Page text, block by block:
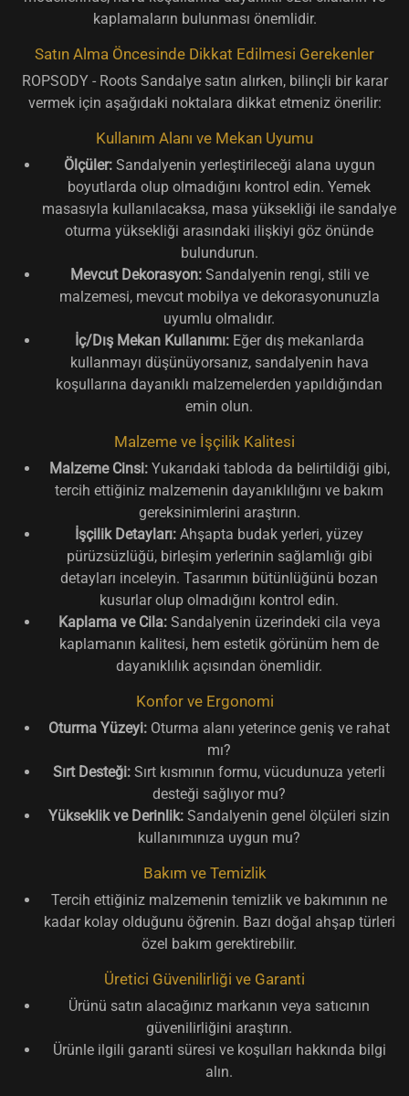
kaplamaların bulunması önemlidir.
Satın Alma Öncesinde Dikkat Edilmesi Gerekenler
ROPSODY - Roots Sandalye satın alırken, bilinçli bir karar
vermek için aşağıdaki noktalara dikkat etmeniz önerilir:
Kullanım Alanı ve Mekan Uyumu
Ölçüler:Sandalyenin yerleştirileceği alana uygun
boyutlarda olup olmadığını kontrol edin. Yemek
masasıyla kullanılacaksa, masa yüksekliği ile sandalye
oturma yüksekliği arasındaki ilişkiyi göz önünde
bulundurun.
Mevcut Dekorasyon:Sandalyenin rengi, stili ve
malzemesi, mevcut mobilya ve dekorasyonunuzla
uyumlu olmalıdır.
İç/Dış Mekan Kullanımı:Eğer dış mekanlarda
kullanmayı düşünüyorsanız, sandalyenin hava
koşullarına dayanıklı malzemelerden yapıldığından
emin olun.
Malzeme ve İşçilik Kalitesi
Malzeme Cinsi:Yukarıdaki tabloda da belirtildiği gibi,
tercih ettiğiniz malzemenin dayanıklılığını ve bakım
gereksinimlerini araştırın.
İşçilik Detayları: Ahşapta budak yerleri, yüzey
pürüzsüzlüğü, birleşim yerlerinin sağlamlığı gibi
detayları inceleyin. Tasarımın bütünlüğünü bozan
kusurlar olup olmadığını kontrol edin.
Kaplama ve Cila:Sandalyenin üzerindeki cila veya
kaplamanın kalitesi, hem estetik görünüm hem de
dayanıklılık açısından önemlidir.
Konfor ve Ergonomi
Oturma Yüzeyi: Oturma alanı yeterince geniş ve rahat
mı?
Sırt Desteği: Sırt kısmının formu, vücudunuza yeterli
desteği sağlıyor mu?
Yükseklik ve Derinlik: Sandalyenin genel ölçüleri sizin
kullanımınıza uygun mu?
Bakım ve Temizlik
Tercih ettiğiniz malzemenin temizlik ve bakımının ne
kadar kolay olduğunu öğrenin. Bazı doğal ahşap türleri
özel bakım gerektirebilir.
Üretici Güvenilirliği ve Garanti
Ürünü satın alacağınız markanın veya satıcının
güvenilirliğini araştırın.
Ürünle ilgili garanti süresi ve koşulları hakkında bilgi
alın.